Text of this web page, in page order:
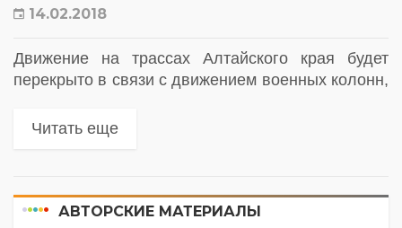
14.02.2018
Движение на трассах Алтайского края будет
перекрыто в связи с движением военных колонн,
военных колонн 14, 15 и 16 февраля будет
Читать еще
АВТОРСКИЕ МАТЕРИАЛЫ